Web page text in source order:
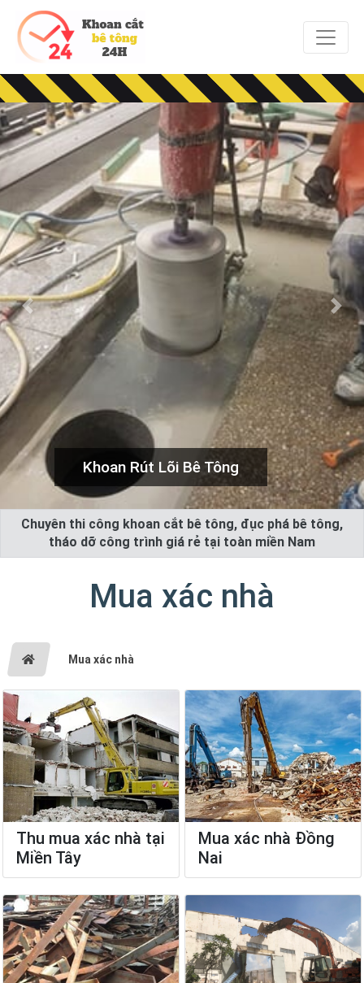
Khoan Rút Lõi Bê Tông
Previous Next
Chuyên thi công khoan cắt bê tông, đục phá bê tông,
tháo dỡ công trình giá rẻ tại toàn miền Nam
Mua xác nhà
Mua xác nhà
Thu mua xác nhà tại
Miền Tây
Mua xác nhà Đồng
Nai